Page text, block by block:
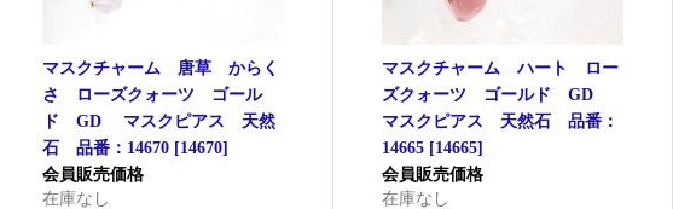
マスクチャーム 唐草 からく
さ ローズクォーツ ゴール
ド GD マスクピアス 天然
石 品番：14670 [14670]
会員販売価格
在庫なし
マスクチャーム ハート ロー
ズクォーツ ゴールド GD
マスクピアス 天然石 品番：
14665 [14665]
会員販売価格
在庫なし